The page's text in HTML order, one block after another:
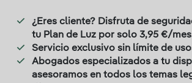
¿Eres cliente? Disfruta de
tu Plan de Luz por solo 3,95 €/
Servicio exclusivo sin límite de
Abogados especializados a tu
asesoramos en todos los temas